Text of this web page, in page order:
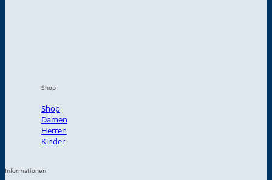
Shop
Shop
Damen
Herren
Kinder
Informationen